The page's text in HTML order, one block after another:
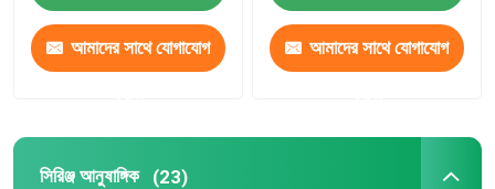
আমাদের সাথে যোগাযোগ আমাদের সাথে যোগাযোগ
সিরিঞ্জ আনুষাঙ্গিক (23)